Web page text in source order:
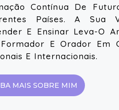
Contínua De
Países. A Sua
E Ensinar Leva-O
E Orador Em
E Internacionais.
MAIS SOBRE MIM